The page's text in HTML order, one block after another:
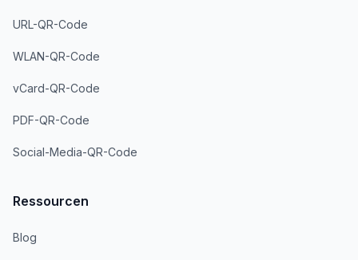
URL-QR-Code
WLAN-QR-Code
vCard-QR-Code
PDF-QR-Code
Social-Media-QR-Code
Ressourcen
Blog